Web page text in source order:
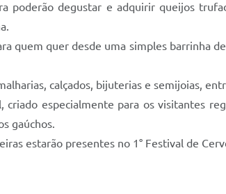
poderão degustar e adquirir queijos
quem quer desde uma simples barrinha
calçados, bijuterias e semijoias,
criado especialmente para os visitantes
gaúchos.
estarão presentes no 1° Festival de